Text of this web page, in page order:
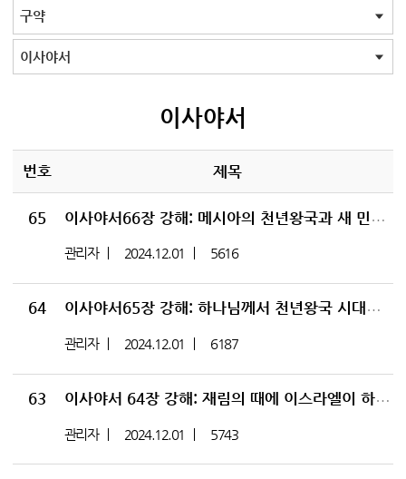
시리즈설교
기타방송
성경강해 전체
신약
구약
성경맥잡기
구약 전체
창세기
창세기2026
욥기
예레미야
잠언
시편
전도서
아가서
다니엘서2024
이사야서
이사야서
번호 제목
65 이사야서66장 강해: 메시아의 천년왕국과 새 민족의 탄생, 천국 백성과 지옥 정죄받는 불신자들의 최종 운명
관리자 2024.12.01 5616
64 이사야서65장 강해: 하나님께서 천년왕국 시대에 이스라엘에 큰 복을 주심
관리자 2024.12.01 6187
63 이사야서 64장 강해: 재림의 때에 이스라엘이 하나님께 도움을 요청함
관리자 2024.12.01 5743